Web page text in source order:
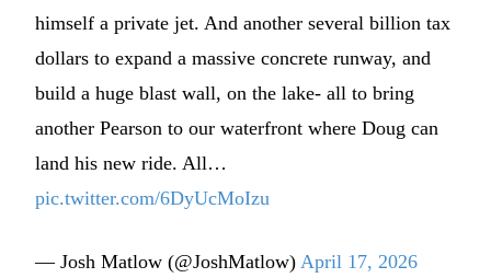
himself a private jet. And another several billion tax
dollars to expand a massive concrete runway, and
build a huge blast wall, on the lake- all to bring
another Pearson to our waterfront where Doug can
land his new ride. All…
pic.twitter.com/6DyUcMoIzu
— Josh Matlow (@JoshMatlow)April 17, 2026